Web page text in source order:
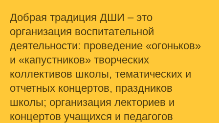
Добрая традиция ДШИ – это
организация воспитательной
деятельности: проведение «огоньков»
и «капустников» творческих
коллективов школы, тематических и
отчетных концертов, праздников
школы; организация лекториев и
концертов учащихся и педагогов